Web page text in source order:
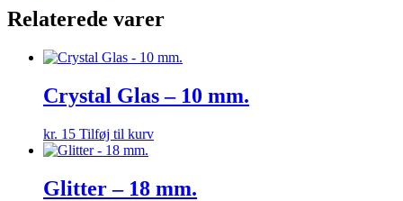
Relaterede varer
Crystal Glas – 10 mm.
kr. 15 Tilføj til kurv
Glitter – 18 mm.